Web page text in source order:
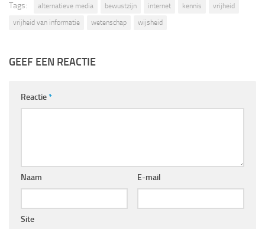
Tags: alternatieve media bewustzijn internet kennis
vrijheid
vrijheid van informatie
wetenschap wijsheid
GEEF EEN REACTIE
Reactie*
Naam E-mail
Site